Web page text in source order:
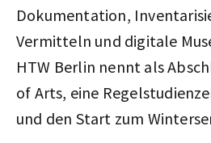
Dokumentation,
Vermitteln und digitale
HTW Berlin nennt als
of Arts, eine
und den Start zum